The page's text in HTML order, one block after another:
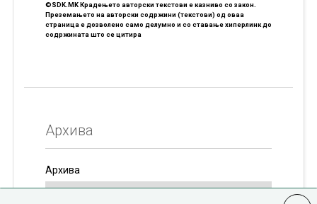
©SDK.MK Крадењето авторски текстови е казниво со закон.
Преземањето на авторски содржини (текстови) од оваа
страница е дозволено само делумно и со ставање хиперлинк до
содржината што се цитира
Архива
Архива